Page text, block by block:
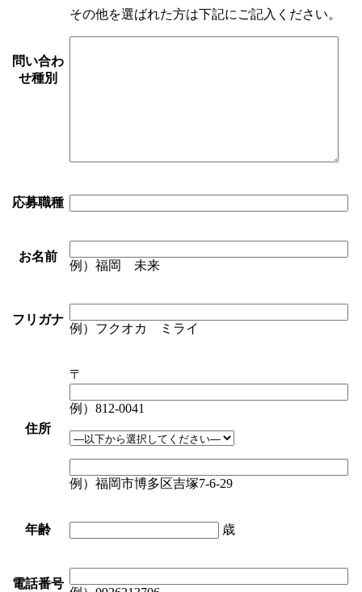
問い合わ
せ種別
その他を選ばれた方は下記にご記入ください。
応募職種
お名前
例）福岡 未来
フリガナ
例）フクオカ ミライ
住所
〒
例）812-0041
例）福岡市博多区吉塚7-6-29
年齢 歳
電話番号